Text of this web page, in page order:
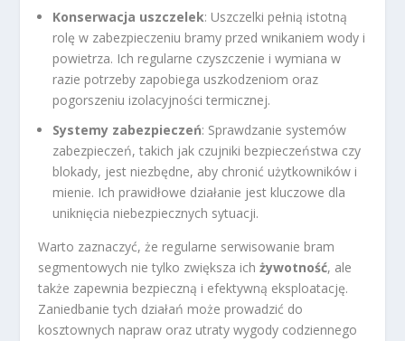
Konserwacja uszczelek: Uszczelki pełnią istotną
rolę w zabezpieczeniu bramy przed wnikaniem wody i
powietrza. Ich regularne czyszczenie i wymiana w
razie potrzeby zapobiega uszkodzeniom oraz
pogorszeniu izolacyjności termicznej.
Systemy zabezpieczeń: Sprawdzanie systemów
zabezpieczeń, takich jak czujniki bezpieczeństwa czy
blokady, jest niezbędne, aby chronić użytkowników i
mienie. Ich prawidłowe działanie jest kluczowe dla
uniknięcia niebezpiecznych sytuacji.
Warto zaznaczyć, że regularne serwisowanie bram
segmentowych nie tylko zwiększa ichżywotność, ale
także zapewnia bezpieczną i efektywną eksploatację.
Zaniedbanie tych działań może prowadzić do
kosztownych napraw oraz utraty wygody codziennego